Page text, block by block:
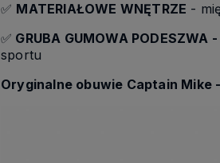
✅ MATERIAŁOWE WNĘTRZE -
✅ GRUBA GUMOWA PODESZWA -
sportu
Oryginalne obuwie Captain